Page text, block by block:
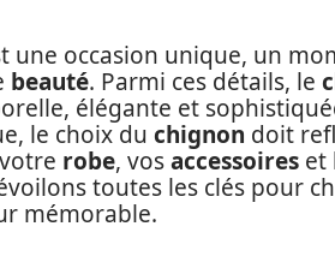
une occasion unique, un
beauté. Parmi ces détails, le
élégante et
le choix du chignon doit
robe, vosaccessoires et
toutes les clés pour
mémorable.